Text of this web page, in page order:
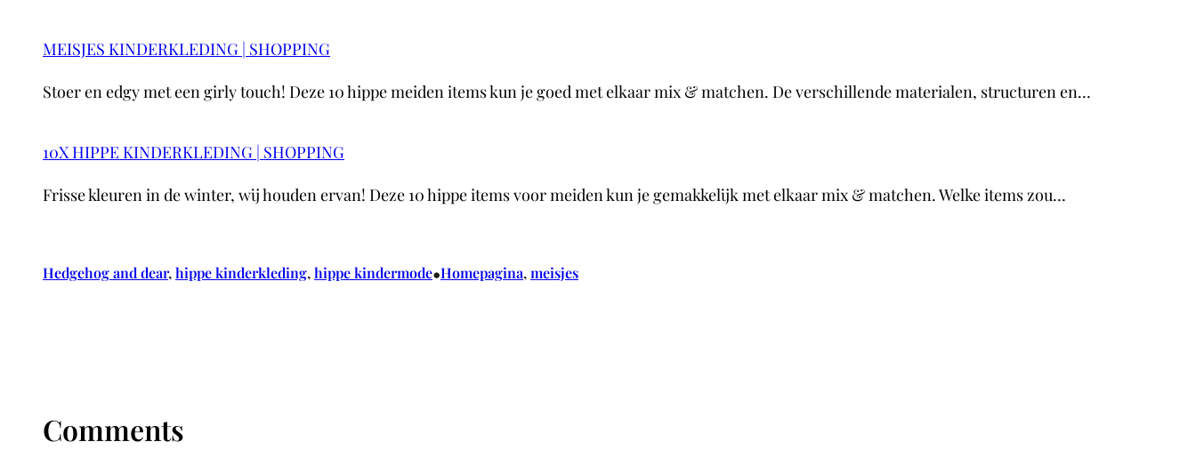
MEISJES KINDERKLEDING | SHOPPING
Stoer en edgy met een girly touch! Deze 10 hippe meiden items kun je goed met elkaar mix & matchen. De verschillende materialen, structuren en…
10X HIPPE KINDERKLEDING | SHOPPING
Frisse kleuren in de winter, wij houden ervan! Deze 10 hippe items voor meiden kun je gemakkelijk met elkaar mix & matchen. Welke items zou…
Hedgehog and dear, hippe kinderkleding, hippe kindermode•Homepagina, meisjes
Comments